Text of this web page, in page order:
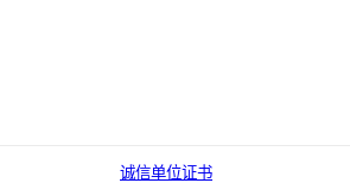
诚信单位证书